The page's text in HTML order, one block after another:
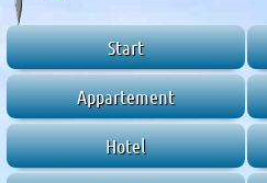
Start
Appartement
Hotel